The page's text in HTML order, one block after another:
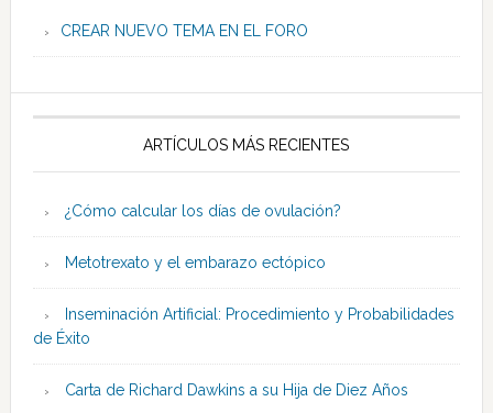
CREAR NUEVO TEMA EN EL FORO
ARTÍCULOS MÁS RECIENTES
¿Cómo calcular los días de ovulación?
Metotrexato y el embarazo ectópico
Inseminación Artificial: Procedimiento y Probabilidades
de Éxito
Carta de Richard Dawkins a su Hija de Diez Años